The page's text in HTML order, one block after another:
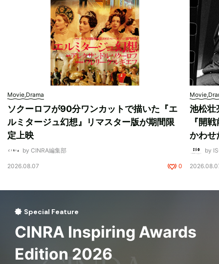
Movie,Drama
ソクーロフが90分ワンカットで描いた『エ
ルミタージュ幻想』リマスター版が期間限
定上映
by CINRA編集部
2026.08.07 0
池松壮
『開
かわせ
by
Special Feature
CINRA Inspiring Awards
Edition 2026